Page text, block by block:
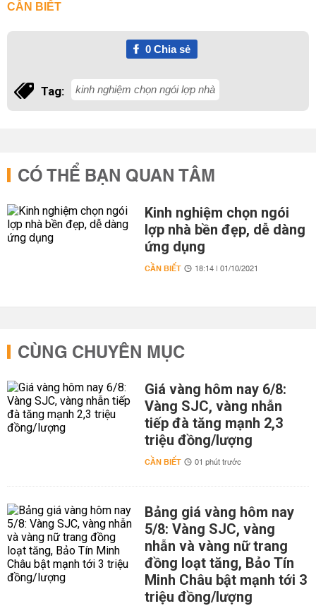
CẦN BIẾT
0Chia sẻ
Tag: kinh nghiệm chọn ngói lợp nhà
CÓ THỂ BẠN QUAN TÂM
Kinh nghiệm chọn ngói
lợp nhà bền đẹp, dễ dàng
ứng dụng
CẦN BIẾT 18:14 | 01/10/2021
CÙNG CHUYÊN MỤC
Giá vàng hôm nay 6/8:
Vàng SJC, vàng nhẫn
tiếp đà tăng mạnh 2,3
triệu đồng/lượng
CẦN BIẾT 01 phút trước
Bảng giá vàng hôm nay
5/8: Vàng SJC, vàng
nhẫn và vàng nữ trang
đồng loạt tăng, Bảo Tín
Minh Châu bật mạnh tới 3
triệu đồng/lượng